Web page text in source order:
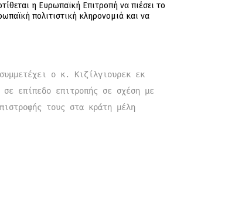
η Ευρωπαϊκή Επιτροπή να πιέσει το
πολιτιστική κληρονομιά και να
ο κ. Κιζίλγιουρεκ εκ
επίπεδο επιτροπής σε σχέση με
τους στα κράτη μέλη